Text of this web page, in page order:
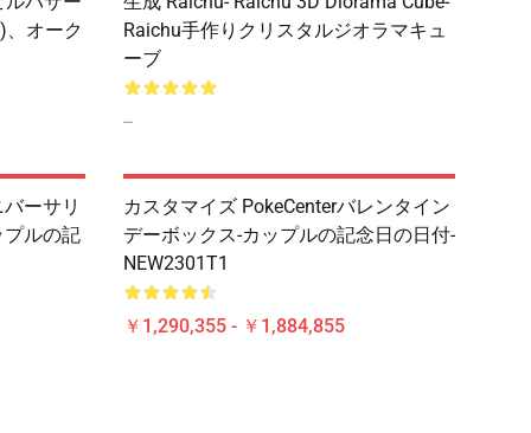
、オーク
Raichu手作りクリスタルジオラマキュ
ーブ
--
ーサリ
プルの記
カスタマイズ PokeCenterバレンタイン
デーボックス-カップルの記念日の日付-
NEW2301T1
￥1,290,355 - ￥1,884,855